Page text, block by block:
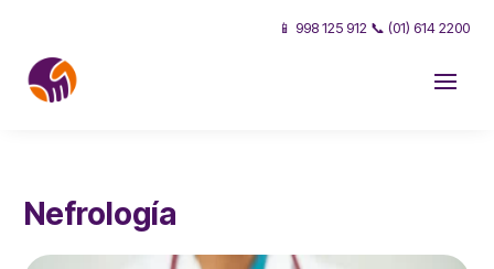
📱 998 125 912 📞 (01) 614 2200
Nefrología